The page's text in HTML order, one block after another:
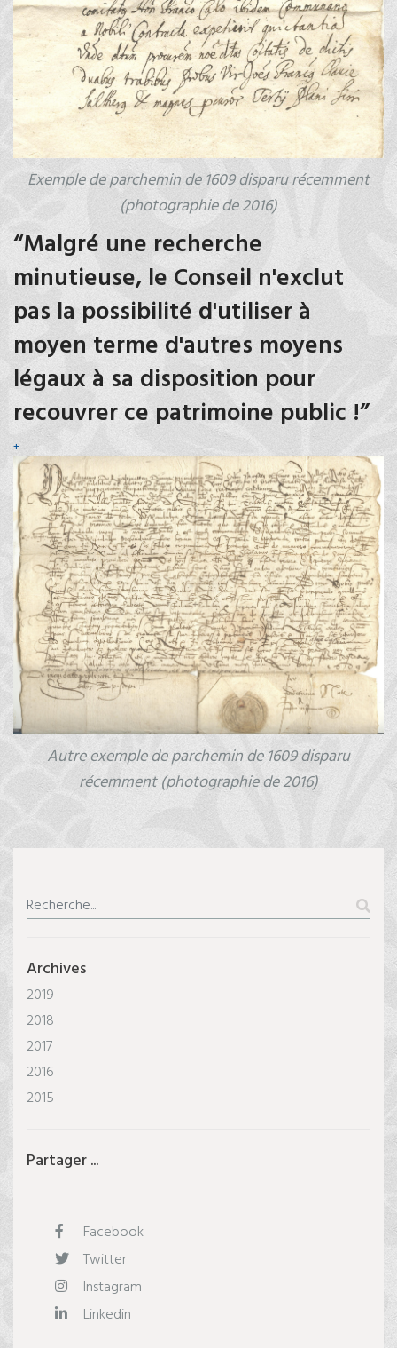
Exemple de parchemin de 1609 disparu récemment
(photographie de 2016)
“Malgré une recherche
minutieuse, le Conseil n'exclut
pas la possibilité d'utiliser à
moyen terme d'autres moyens
légaux à sa disposition pour
recouvrer ce patrimoine public !”
+
Autre exemple de parchemin de 1609 disparu
récemment (photographie de 2016)
Archives
2019
2018
2017
2016
2015
Partager ...
Facebook
Twitter
Instagram
Linkedin